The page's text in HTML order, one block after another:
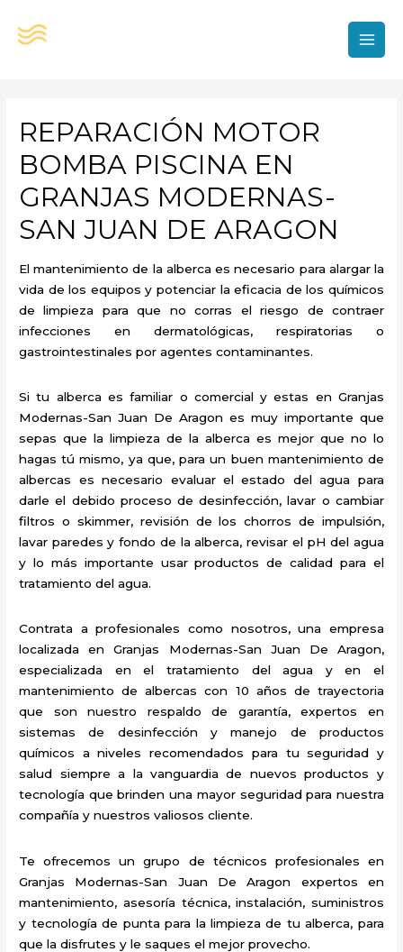
REPARACIÓN MOTOR
BOMBA PISCINA EN
GRANJAS MODERNAS-
SAN JUAN DE ARAGON
El mantenimiento de la alberca es necesario para alargar la
vida de los equipos y potenciar la eficacia de los químicos
de limpieza para que no corras el riesgo de contraer
infecciones en dermatológicas, respiratorias o
gastrointestinales por agentes contaminantes.
Si tu alberca es familiar o comercial y estas en Granjas
Modernas-San Juan De Aragon es muy importante que
sepas que la limpieza de la alberca es mejor que no lo
hagas tú mismo, ya que, para un buen mantenimiento de
albercas es necesario evaluar el estado del agua para
darle el debido proceso de desinfección, lavar o cambiar
filtros o skimmer, revisión de los chorros de impulsión,
lavar paredes y fondo de la alberca, revisar el pH del agua
y lo más importante usar productos de calidad para el
tratamiento del agua.
Contrata a profesionales como nosotros, una empresa
localizada en Granjas Modernas-San Juan De Aragon,
especializada en el tratamiento del agua y en el
mantenimiento de albercas con 10 años de trayectoria
que son nuestro respaldo de garantía, expertos en
sistemas de desinfección y manejo de productos
químicos a niveles recomendados para tu seguridad y
salud siempre a la vanguardia de nuevos productos y
tecnología que brinden una mayor seguridad para nuestra
compañía y nuestros valiosos cliente.
Te ofrecemos un grupo de técnicos profesionales en
Granjas Modernas-San Juan De Aragon expertos en
mantenimiento, asesoría técnica, instalación, suministros
y tecnología de punta para la limpieza de tu alberca, para
que la disfrutes y le saques el mejor provecho.